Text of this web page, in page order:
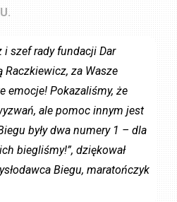
i szef rady fundacji Dar
Raczkiewicz, za Wasze
emocje! Pokazaliśmy, że
ale pomoc innym jest
były dwa numery 1 – dla
biegliśmy!”, dziękował
Biegu, maratończyk